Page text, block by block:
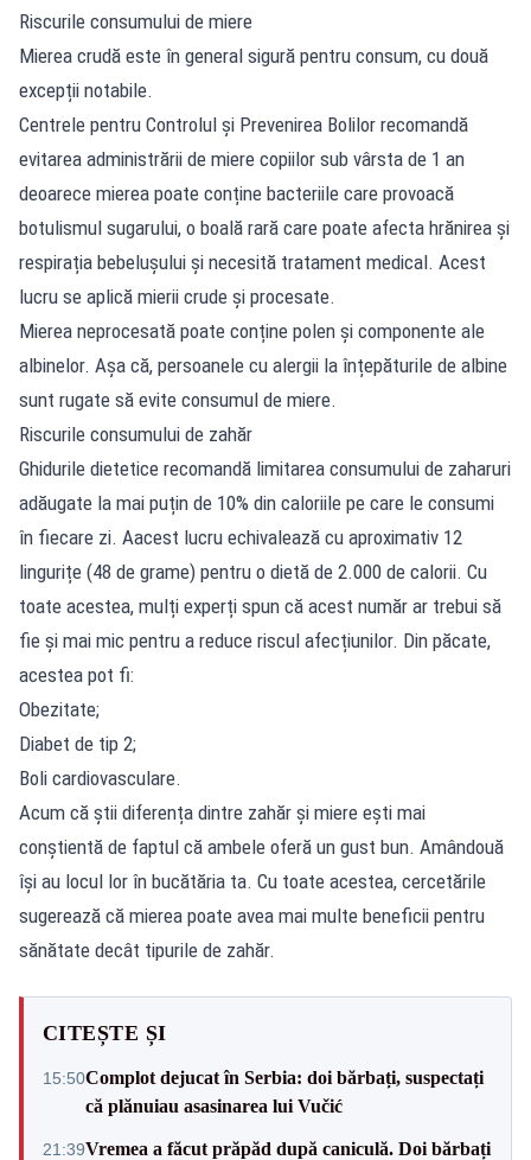
Riscurile consumului de miere
Mierea crudă este în general sigură pentru consum, cu două
excepții notabile.
Centrele pentru Controlul și Prevenirea Bolilor recomandă
evitarea administrării de miere copiilor sub vârsta de 1 an
deoarece mierea poate conține bacteriile care provoacă
botulismul sugarului, o boală rară care poate afecta hrănirea și
respirația bebelușului și necesită tratament medical. Acest
lucru se aplică mierii crude și procesate.
Mierea neprocesată poate conține polen și componente ale
albinelor. Așa că, persoanele cu alergii la înțepăturile de albine
sunt rugate să evite consumul de miere.
Riscurile consumului de zahăr
Ghidurile dietetice recomandă limitarea consumului de zaharuri
adăugate la mai puțin de 10% din caloriile pe care le consumi
în fiecare zi. Aacest lucru echivalează cu aproximativ 12
lingurițe (48 de grame) pentru o dietă de 2.000 de calorii. Cu
toate acestea, mulți experți spun că acest număr ar trebui să
fie și mai mic pentru a reduce riscul afecțiunilor. Din păcate,
acestea pot fi:
Obezitate;
Diabet de tip 2;
Boli cardiovasculare.
Acum că știi diferența dintre zahăr și miere ești mai
conștientă de faptul că ambele oferă un gust bun. Amândouă
își au locul lor în bucătăria ta. Cu toate acestea, cercetările
sugerează că mierea poate avea mai multe beneficii pentru
sănătate decât tipurile de zahăr.
CITEȘTE ȘI
15:50Complot dejucat în Serbia: doi bărbați, suspectați
că plănuiau asasinarea lui Vučić
21:39Vremea a făcut prăpăd după caniculă. Doi bărbați